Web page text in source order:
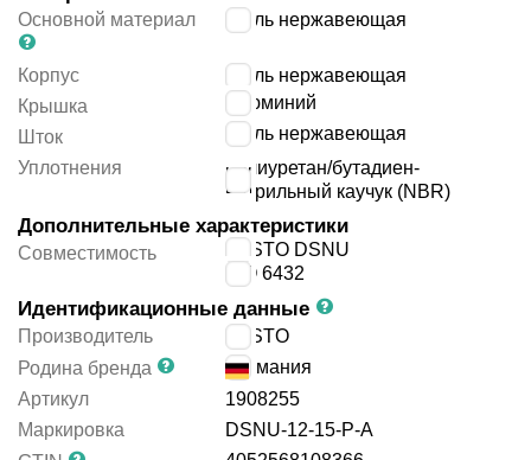
Основной материал сталь нержавеющая
Корпус
сталь нержавеющая
Крышка
алюминий
Шток
сталь нержавеющая
Уплотнения
полиуретан/бутадиен-
нитрильный каучук (NBR)
Дополнительные характеристики
Совместимость
FESTO DSNU
ISO 6432
Идентификационные данные
Производитель
FESTO
Родина бренда
Германия
Артикул
1908255
Маркировка
DSNU-12-15-P-A